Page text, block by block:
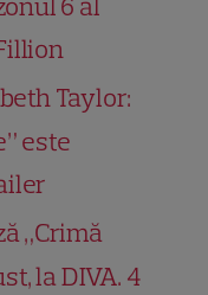
Taylor:
este
„Crimă
la DIVA. 4